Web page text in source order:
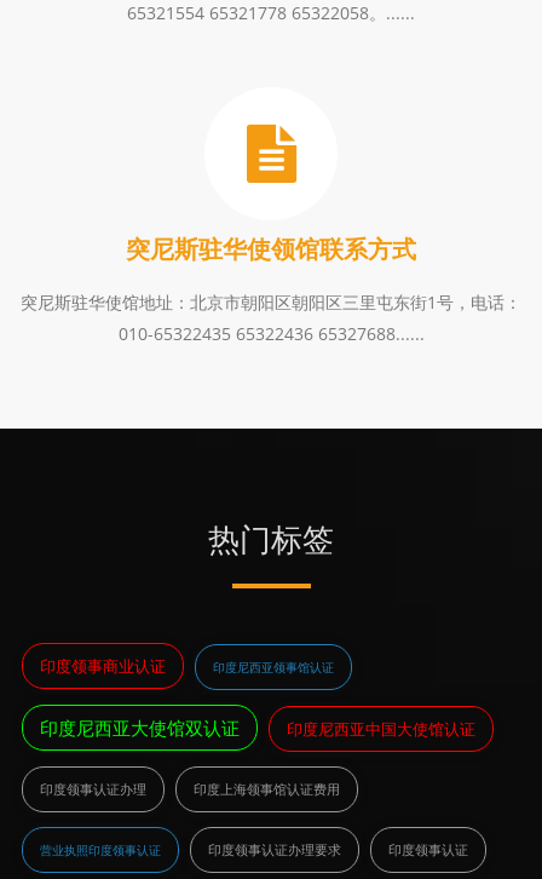
65321554 65321778 65322058。......
突尼斯驻华使领馆联系方式
突尼斯驻华使馆地址：北京市朝阳区朝阳区三里屯东街1号，电话：
010-65322435 65322436 65327688......
热门标签
印度领事商业认证 印度尼西亚领事馆认证
印度尼西亚大使馆双认证 印度尼西亚中国大使馆认证
印度领事认证办理 印度上海领事馆认证费用
营业执照印度领事认证 印度领事认证办理要求 印度领事认证